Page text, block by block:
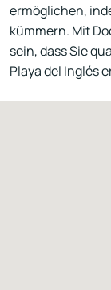
ermöglichen,
kümmern. Mit
sein, dass Sie
Playa del Inglés